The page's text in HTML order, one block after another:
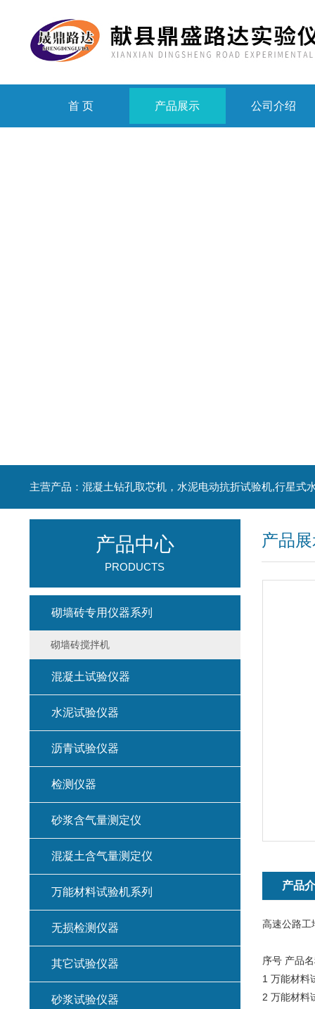
首 页 产品展示 公司介绍
产品
产品
高速公路工
序号 产品
1 万能材料
2 万能材料
产品中心
PRODUCTS
砌墙砖专用仪器系列
砌墙砖搅拌机
混凝土试验仪器
水泥试验仪器
沥青试验仪器
检测仪器
砂浆含气量测定仪
混凝土含气量测定仪
万能材料试验机系列
无损检测仪器
其它试验仪器
砂浆试验仪器